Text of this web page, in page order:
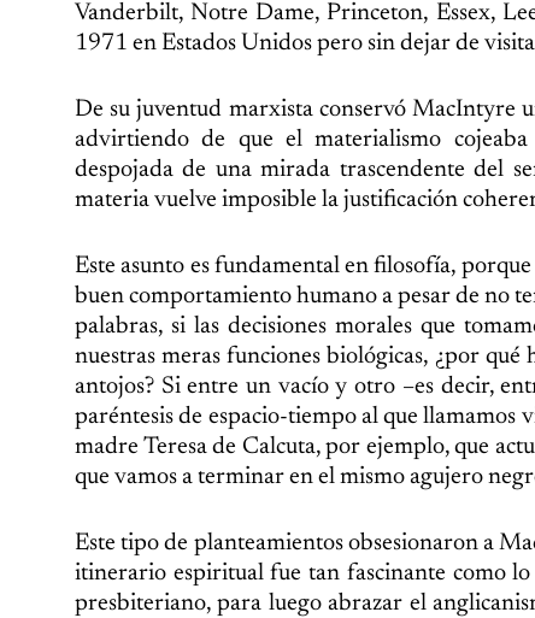
Vanderbilt, Notre Dame, Princeton, Essex,
1971 en Estados Unidos pero sin dejar de
De su juventud marxista conservó MacIntyre
advirtiendo de que el materialismo
despojada de una mirada trascendente del
materia vuelve imposible la justificación
Este asunto es fundamental en filosofía,
buen comportamiento humano a pesar de no
palabras, si las decisiones morales que
nuestras meras funciones biológicas, ¿por
antojos? Si entre un vacío y otro –es decir,
paréntesis de espacio-tiempo al que llamamos
madre Teresa de Calcuta, por ejemplo, que
que vamos a terminar en el mismo agujero
Este tipo de planteamientos obsesionaron a
itinerario espiritual fue tan fascinante como
presbiteriano, para luego abrazar el